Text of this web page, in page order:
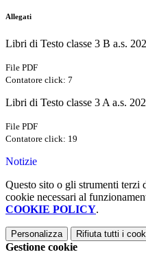
Allegati
Libri di Testo classe 3 B a.s.
File PDF
Contatore click: 7
Libri di Testo classe 3 A a.s.
File PDF
Contatore click: 19
Notizie
Questo sito o gli strumenti terzi
cookie necessari al
COOKIE POLICY.
Personalizza Rifiuta tutti i
Gestione cookie